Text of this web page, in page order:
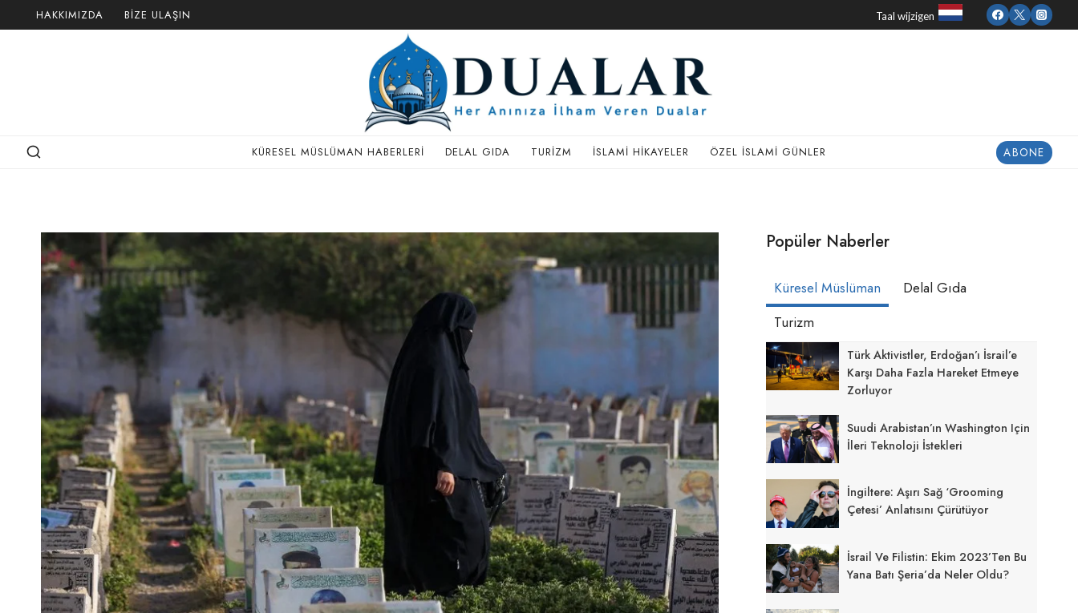
to
HAKKIMIZDA BIZE ULAŞIN Taal wijzigen
KÜRESEL MÜSLÜMAN HABERLERI DELAL GIDA TURIZM İSLAMI HIKAYELER ÖZEL İSLAMI GÜNLER ABONE
Popüler Naberler
Küresel Müslüman
Delal Gıda
Turizm
Türk Aktivistler, Erdoğan’ı İsrail’e
Karşı Daha Fazla Hareket Etmeye
Zorluyor
Suudi Arabistan’ın Washington Için
İleri Teknoloji İstekleri
İngiltere: Aşırı Sağ ‘grooming
Çetesi’ Anlatısını Çürütüyor
İsrail Ve Filistin: Ekim 2023’ten Bu
Yana Batı Şeria’da Neler Oldu?